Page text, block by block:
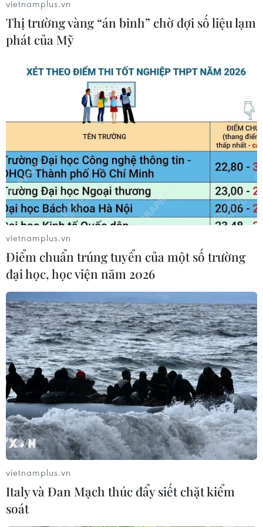
vietnamplus.vn
Thị trường vàng “án binh” chờ đợi số liệu lạm
phát của Mỹ
vietnamplus.vn
Điểm chuẩn trúng tuyển của một số trường
đại học, học viện năm 2026
vietnamplus.vn
Italy và Đan Mạch thúc đẩy siết chặt kiểm
soát